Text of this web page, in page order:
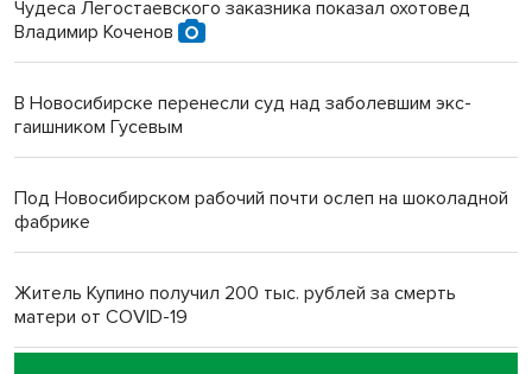
Чудеса Легостаевского заказника показал охотовед
Владимир Коченов
В Новосибирске перенесли суд над заболевшим экс-
гаишником Гусевым
Под Новосибирском рабочий почти ослеп на шоколадной
фабрике
Житель Купино получил 200 тыс. рублей за смерть
матери от COVID-19